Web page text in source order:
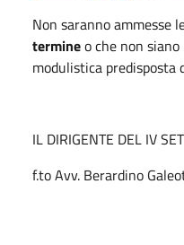
Non saranno ammesse
termineo che non
modulistica predisposta
IL DIRIGENTE DEL IV
f.to Avv. Berardino